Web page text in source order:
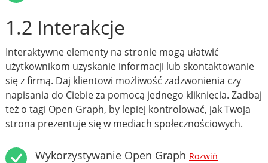
1.2 Interakcje
Interaktywne elementy na stronie mogą ułatwić
użytkownikom uzyskanie informacji lub skontaktowanie
się z firmą. Daj klientowi możliwość zadzwonienia czy
napisania do Ciebie za pomocą jednego kliknięcia. Zadbaj
też o tagi Open Graph, by lepiej kontrolować, jak Twoja
strona prezentuje się w mediach społecznościowych.
Wykorzystywanie Open Graph Rozwiń